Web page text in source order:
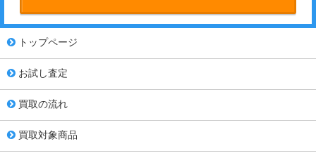
トップページ
お試し査定
買取の流れ
買取対象商品